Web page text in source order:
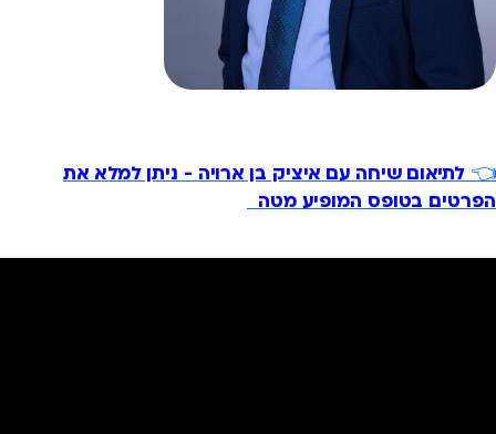
👈 לתיאום שיחה עם איציק בן ארויה - ניתן למלא את
הפרטים בטופס המופיע מטה